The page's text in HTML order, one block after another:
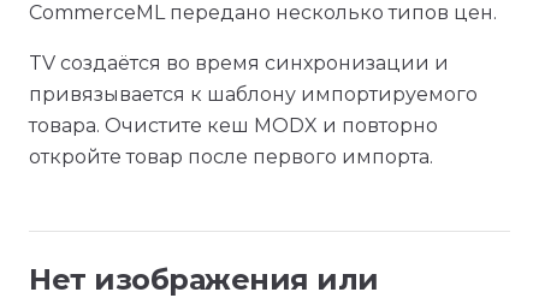
CommerceML передано несколько типов цен.
TV создаётся во время синхронизации и
привязывается к шаблону импортируемого
товара. Очистите кеш MODX и повторно
откройте товар после первого импорта.
Нет изображения или